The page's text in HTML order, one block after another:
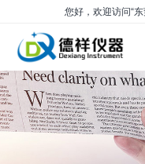
您好，欢迎访问“